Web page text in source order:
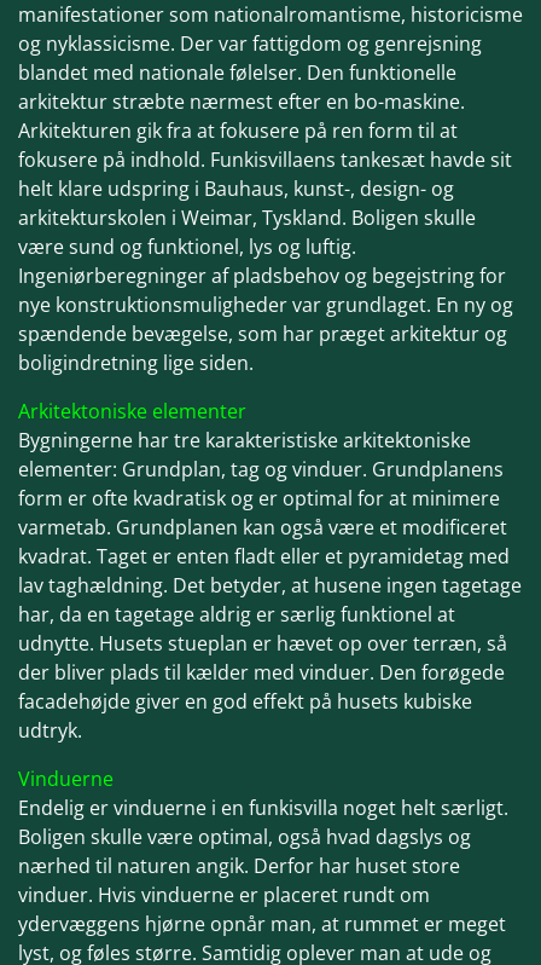
manifestationer som nationalromantisme, historicisme
og nyklassicisme. Der var fattigdom og genrejsning
blandet med nationale følelser. Den funktionelle
arkitektur stræbte nærmest efter en bo-maskine.
Arkitekturen gik fra at fokusere på ren form til at
fokusere på indhold. Funkisvillaens tankesæt havde sit
helt klare udspring i Bauhaus, kunst-, design- og
arkitekturskolen i Weimar, Tyskland. Boligen skulle
være sund og funktionel, lys og luftig.
Ingeniørberegninger af pladsbehov og begejstring for
nye konstruktionsmuligheder var grundlaget. En ny og
spændende bevægelse, som har præget arkitektur og
boligindretning lige siden.
Arkitektoniske elementer
Bygningerne har tre karakteristiske arkitektoniske
elementer: Grundplan, tag og vinduer. Grundplanens
form er ofte kvadratisk og er optimal for at minimere
varmetab. Grundplanen kan også være et modificeret
kvadrat. Taget er enten fladt eller et pyramidetag med
lav taghældning. Det betyder, at husene ingen tagetage
har, da en tagetage aldrig er særlig funktionel at
udnytte. Husets stueplan er hævet op over terræn, så
der bliver plads til kælder med vinduer. Den forøgede
facadehøjde giver en god effekt på husets kubiske
udtryk.
Vinduerne
Endelig er vinduerne i en funkisvilla noget helt særligt.
Boligen skulle være optimal, også hvad dagslys og
nærhed til naturen angik. Derfor har huset store
vinduer. Hvis vinduerne er placeret rundt om
ydervæggens hjørne opnår man, at rummet er meget
lyst, og føles større. Samtidig oplever man at ude og